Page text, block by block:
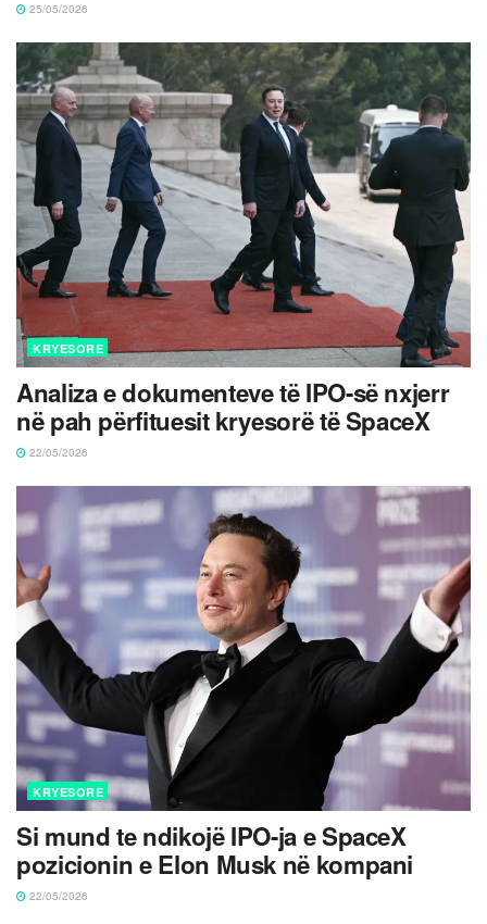
25/05/2026
KRYESORE
Analiza e dokumenteve të IPO-së nxjerr
në pah përfituesit kryesorë të SpaceX
22/05/2026
KRYESORE
Si mund te ndikojë IPO-ja e SpaceX
pozicionin e Elon Musk në kompani
22/05/2026